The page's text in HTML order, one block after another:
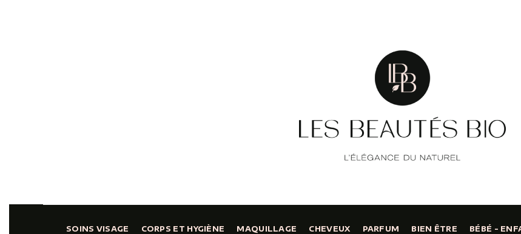
SOINS VISAGE CORPS ET HYGIÈNE MAQUILLAGE CHEVEUX PARFUM BIEN ÊTRE BÉBÉ -